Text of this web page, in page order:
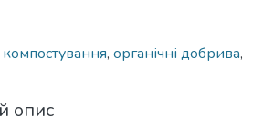
компостування, органічні добрива,
опис